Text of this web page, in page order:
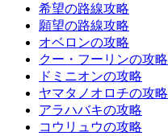
希望の路線攻略
願望の路線攻略
オベロンの攻略
クー・フーリンの攻略
ドミニオンの攻略
ヤマタノオロチの攻略
アラハバキの攻略
コウリュウの攻略